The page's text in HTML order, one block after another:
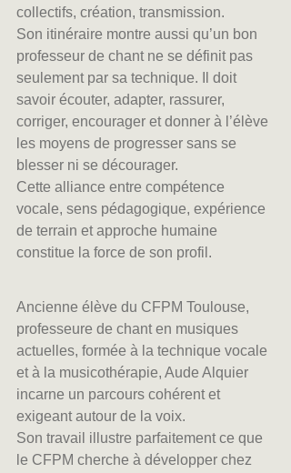
collectifs, création, transmission.
Son itinéraire montre aussi qu’un bon
professeur de chant ne se définit pas
seulement par sa technique. Il doit
savoir écouter, adapter, rassurer,
corriger, encourager et donner à l’élève
les moyens de progresser sans se
blesser ni se décourager.
Cette alliance entre compétence
vocale, sens pédagogique, expérience
de terrain et approche humaine
constitue la force de son profil.
Ancienne élève du CFPM Toulouse,
professeure de chant en musiques
actuelles, formée à la technique vocale
et à la musicothérapie, Aude Alquier
incarne un parcours cohérent et
exigeant autour de la voix.
Son travail illustre parfaitement ce que
le CFPM cherche à développer chez